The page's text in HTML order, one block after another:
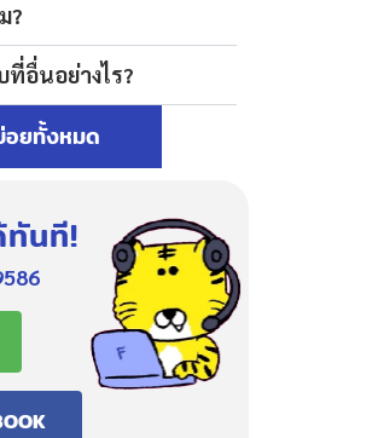
?
อื่นอย่างไร?
อยทั้งหมด
ทันที!